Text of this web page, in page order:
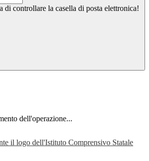
di controllare la casella di posta elettronica!
dell'operazione...